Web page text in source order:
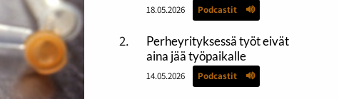
18.05.2026 Podcastit
Perheyrityksessä työt eivät
aina jää työpaikalle
14.05.2026 Podcastit